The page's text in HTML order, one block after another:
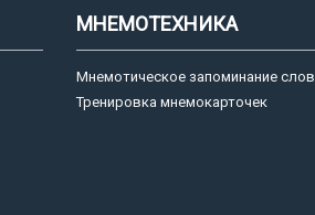
МНЕМОТЕХНИКА
Мнемотическое запоминание слов
Тренировка мнемокарточек